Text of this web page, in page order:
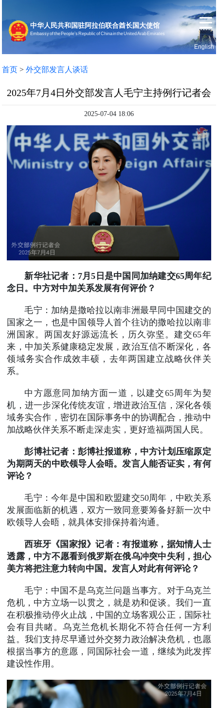
中华人民共和国驻阿拉伯联合酋长国大使馆
Embassy of the People’s Republic of China in the United Arab Emirates
English
首页 >外交部发言人谈话
2025年7月4日外交部发言人毛宁主持例行记者会
2025-07-04 18:06
新华社记者：7月5日是中国同加纳建交65周年纪
念日。中方对中加关系发展有何评价？
毛宁：加纳是撒哈拉以南非洲最早同中国建交的
国家之一，也是中国领导人首个往访的撒哈拉以南非
洲国家。两国友好源远流长，历久弥坚。建交65年
来，中加关系健康稳定发展，政治互信不断深化，各
领域务实合作成效丰硕，去年两国建立战略伙伴关
系。
中方愿意同加纳方面一道，以建交65周年为契
机，进一步深化传统友谊，增进政治互信，深化各领
域务实合作，密切在国际事务中的协调配合，推动中
加战略伙伴关系不断走深走实，更好造福两国人民。
彭博社记者：彭博社报道称，中方计划压缩原定
为期两天的中欧领导人会晤。发言人能否证实，有何
评论？
毛宁：今年是中国和欧盟建交50周年，中欧关系
发展面临新的机遇，双方一致同意要筹备好新一次中
欧领导人会晤，就具体安排保持着沟通。
西班牙《国家报》记者：有报道称，据知情人士
透露，中方不愿看到俄罗斯在俄乌冲突中失利，担心
美方将把注意力转向中国。发言人对此有何评论？
毛宁：中国不是乌克兰问题当事方。对于乌克兰
危机，中方立场一以贯之，就是劝和促谈。我们一直
在积极推动停火止战，中国的立场客观公正，国际社
会有目共睹。乌克兰危机长期化不符合任何一方利
益。我们支持尽早通过外交努力政治解决危机，也愿
根据当事方的意愿，同国际社会一道，继续为此发挥
建设性作用。